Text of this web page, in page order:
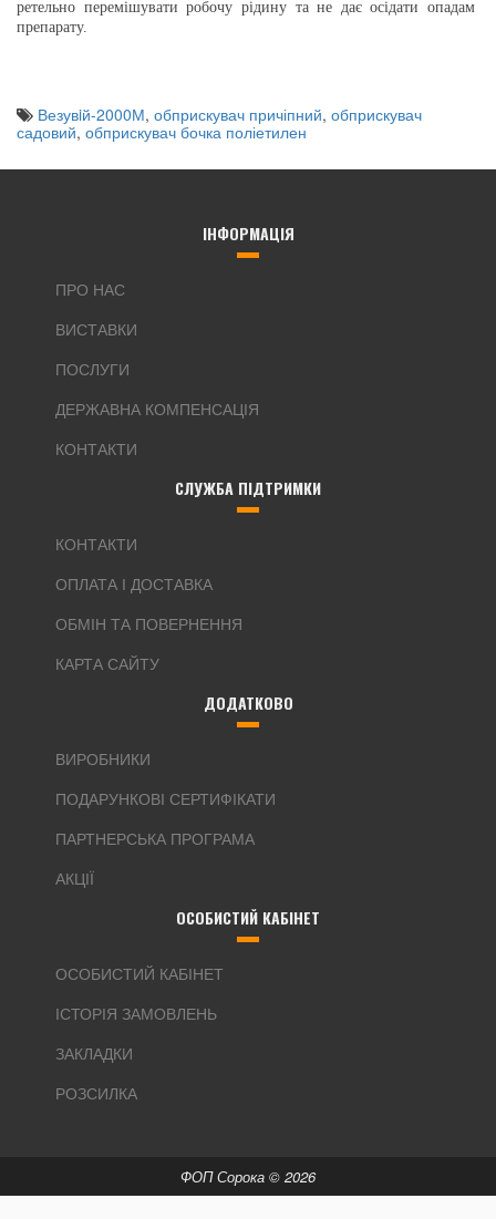
ретельно перемішувати робочу рідину та не дає осідати опадам
препарату.
Везувiй-2000М, обприскувач причіпний, обприскувач
садовий, обприскувач бочка поліетилен
ІНФОРМАЦІЯ
ПРО НАС
ВИСТАВКИ
ПОСЛУГИ
ДЕРЖАВНА КОМПЕНСАЦІЯ
КОНТАКТИ
СЛУЖБА ПІДТРИМКИ
КОНТАКТИ
ОПЛАТА І ДОСТАВКА
ОБМІН ТА ПОВЕРНЕННЯ
КАРТА САЙТУ
ДОДАТКОВО
ВИРОБНИКИ
ПОДАРУНКОВІ СЕРТИФІКАТИ
ПАРТНЕРСЬКА ПРОГРАМА
АКЦІЇ
ОСОБИСТИЙ КАБІНЕТ
ОСОБИСТИЙ КАБІНЕТ
ІСТОРІЯ ЗАМОВЛЕНЬ
ЗАКЛАДКИ
РОЗСИЛКА
ФОП Сорока © 2026